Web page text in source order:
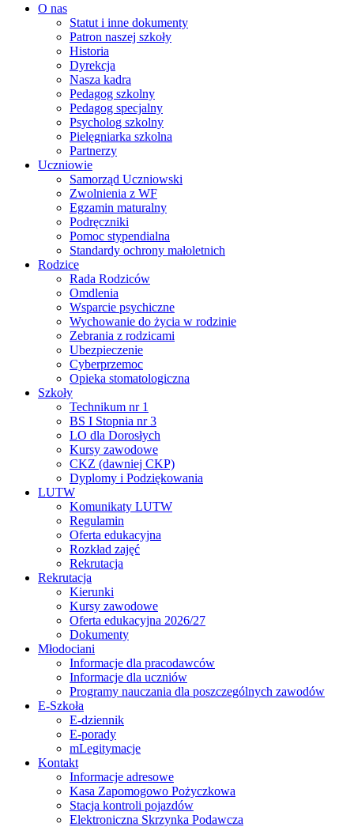
O nas
Statut i inne dokumenty
Patron naszej szkoły
Historia
Dyrekcja
Nasza kadra
Pedagog szkolny
Pedagog specjalny
Psycholog szkolny
Pielęgniarka szkolna
Partnerzy
Uczniowie
Samorząd Uczniowski
Zwolnienia z WF
Egzamin maturalny
Podręczniki
Pomoc stypendialna
Standardy ochrony małoletnich
Rodzice
Rada Rodziców
Omdlenia
Wsparcie psychiczne
Wychowanie do życia w rodzinie
Zebrania z rodzicami
Ubezpieczenie
Cyberprzemoc
Opieka stomatologiczna
Szkoły
Technikum nr 1
BS I Stopnia nr 3
LO dla Dorosłych
Kursy zawodowe
CKZ (dawniej CKP)
Dyplomy i Podziękowania
LUTW
Komunikaty LUTW
Regulamin
Oferta edukacyjna
Rozkład zajęć
Rekrutacja
Rekrutacja
Kierunki
Kursy zawodowe
Oferta edukacyjna 2026/27
Dokumenty
Młodociani
Informacje dla pracodawców
Informacje dla uczniów
Programy nauczania dla poszczególnych zawodów
E-Szkoła
E-dziennik
E-porady
mLegitymacje
Kontakt
Informacje adresowe
Kasa Zapomogowo Pożyczkowa
Stacja kontroli pojazdów
Elektroniczna Skrzynka Podawcza